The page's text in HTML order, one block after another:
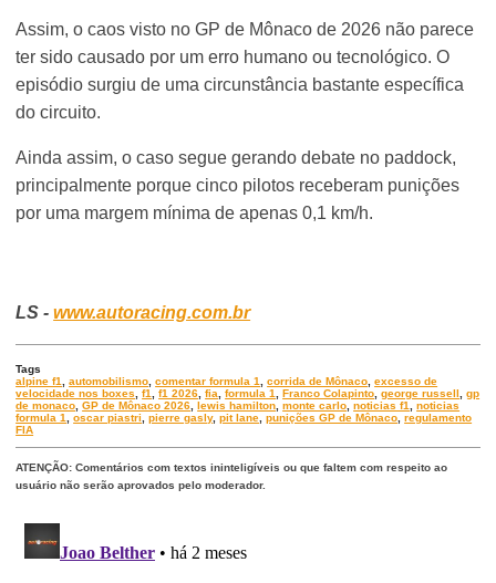
Assim, o caos visto no GP de Mônaco de 2026 não parece
ter sido causado por um erro humano ou tecnológico. O
episódio surgiu de uma circunstância bastante específica
do circuito.
Ainda assim, o caso segue gerando debate no paddock,
principalmente porque cinco pilotos receberam punições
por uma margem mínima de apenas 0,1 km/h.
LS -www.autoracing.com.br
Tags
alpine f1,automobilismo,comentar formula 1,corrida de Mônaco,excesso de
velocidade nos boxes,f1,f1 2026,fia,formula 1, Franco Colapinto,george russell,gp
de monaco,GP de Mônaco 2026, lewis hamilton,monte carlo,noticias f1,noticias
formula 1,oscar piastri,pierre gasly,pit lane,punições GP de Mônaco,regulamento
FIA
ATENÇÃO: Comentários com textos ininteligíveis ou que faltem com respeito ao
usuário não serão aprovados pelo moderador.